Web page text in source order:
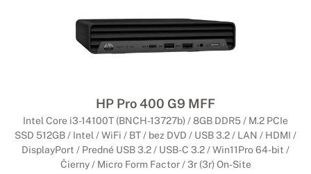
HP Pro 400 G9 MFF
Intel Core i3-14100T (BNCH-13727b) / 8GB DDR5 / M.2 PCIe
SSD 512GB / Intel / WiFi / BT / bez DVD / USB 3.2 / LAN / HDMI /
DisplayPort / Predné USB 3.2 / USB-C 3.2 / Win11Pro 64-bit /
Čierny / Micro Form Factor / 3r (3r) On-Site